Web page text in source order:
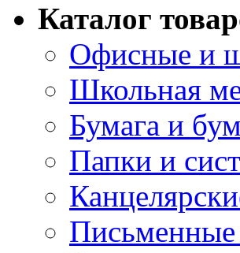
Каталог
Офисные и
Школьная
Бумага и
Папки и